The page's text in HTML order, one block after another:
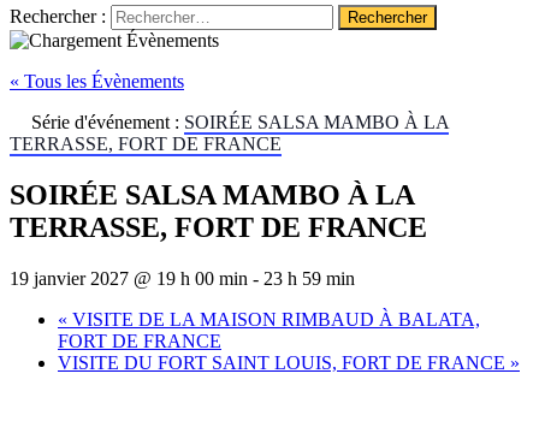
Rechercher :
« Tous les Évènements
Série d'événement : SOIRÉE SALSA MAMBO À LA
TERRASSE, FORT DE FRANCE
SOIRÉE SALSA MAMBO À LA
TERRASSE, FORT DE FRANCE
19 janvier 2027 @ 19 h 00 min - 23 h 59 min
« VISITE DE LA MAISON RIMBAUD À BALATA,
FORT DE FRANCE
VISITE DU FORT SAINT LOUIS, FORT DE FRANCE »